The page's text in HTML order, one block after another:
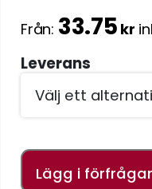
Från: 33.75 kr
Leverans
Lägg i